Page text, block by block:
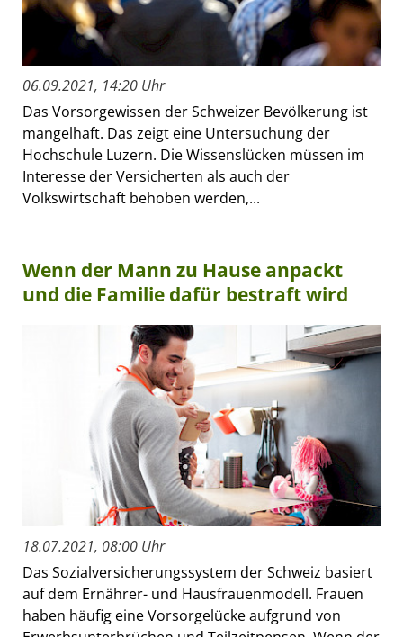
06.09.2021, 14:20 Uhr
Das Vorsorgewissen der Schweizer Bevölkerung ist
mangelhaft. Das zeigt eine Untersuchung der
Hochschule Luzern. Die Wissenslücken müssen im
Interesse der Versicherten als auch der
Volkswirtschaft behoben werden,...
Wenn der Mann zu Hause anpackt
und die Familie dafür bestraft wird
18.07.2021, 08:00 Uhr
Das Sozialversicherungssystem der Schweiz basiert
auf dem Ernährer- und Hausfrauenmodell. Frauen
haben häufig eine Vorsorgelücke aufgrund von